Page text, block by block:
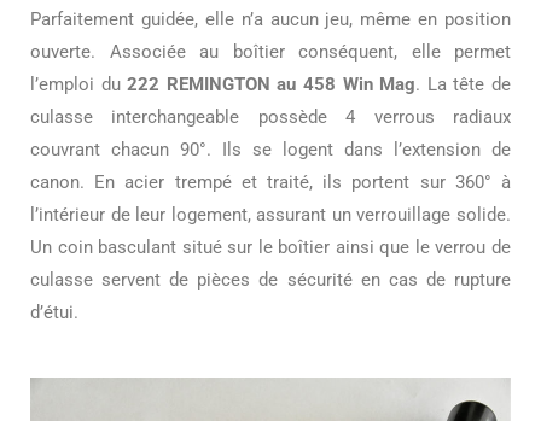
Parfaitement guidée, elle n’a aucun jeu, même en position
ouverte. Associée au boîtier conséquent, elle permet
l’emploi du222 REMINGTON au 458 Win Mag. La tête de
culasse interchangeable possède 4 verrous radiaux
couvrant chacun 90°. Ils se logent dans l’extension de
canon. En acier trempé et traité, ils portent sur 360° à
l’intérieur de leur logement, assurant un verrouillage solide.
Un coin basculant situé sur le boîtier ainsi que le verrou de
culasse servent de pièces de sécurité en cas de rupture
d’étui.